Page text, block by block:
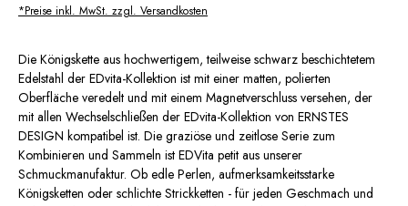
*Preise inkl. MwSt. zzgl. Versandkosten
Die Königskette aus hochwertigem, teilweise schwarz beschichtetem
Edelstahl der EDvita-Kollektion ist mit einer matten, polierten
Oberfläche veredelt und mit einem Magnetverschluss versehen, der
mit allen Wechselschließen der EDvita-Kollektion von ERNSTES
DESIGN kompatibel ist. Die graziöse und zeitlose Serie zum
Kombinieren und Sammeln ist EDVita petit aus unserer
Schmuckmanufaktur. Ob edle Perlen, aufmerksamkeitsstarke
Königsketten oder schlichte Strickketten - für jeden Geschmach und